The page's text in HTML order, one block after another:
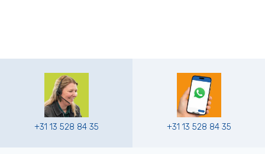
+31 13 528 84 35 +31 13 528 84 35